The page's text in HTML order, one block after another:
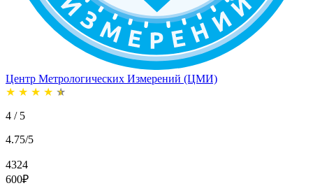
Центр Метрологических Измерений (ЦМИ)
★ ★ ★ ★ ★
4 / 5
4.75/5
4324
600₽